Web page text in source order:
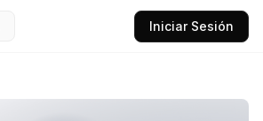
Iniciar Sesión